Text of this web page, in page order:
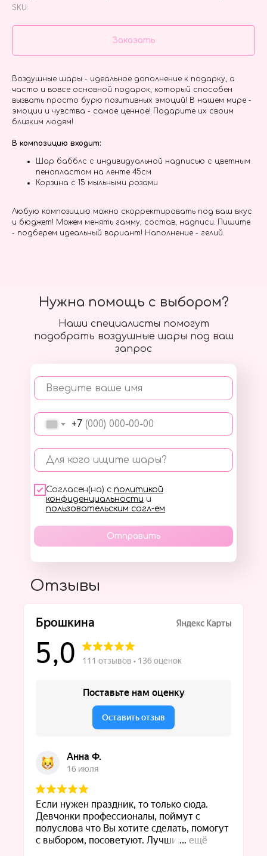
SKU:
Заказать
Воздушные шары - идеальное дополнение к подарку, а
часто и вовсе основной подарок, который способен
вызвать просто бурю позитивных эмоций! В нашем мире -
эмоции и чувства - самое ценное! Подарите их своим
близким людям!
В композицию входит:
Шар бабблс с индивидуальной надписью с цветным
пенопластом на ленте 45см
Корзина с 15 мыльными розами
Любую композицию можно скорректировать под ваш вкус
и бюджет! Можем менять гамму, состав, надписи. Пишите
- подберем идеальный вариант! Наполнение - гелий.
Наши специалисты помогут
подобрать воздушные шары под ваш
запрос
Введите ваше имя
+7
Для кого ищите шары?
Согласен(на) с политикой
конфиденциальности и
пользовательским согл-ем
Отправить
Нужна помощь с выбором?
Отзывы